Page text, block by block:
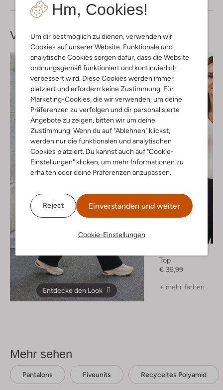
Hm, Cookies!
Um dir bestmöglich zu dienen, verwenden wir
Cookies auf unserer Website. Funktionale und
analytische Cookies sorgen dafür, dass die Website
ordnungsgemäß funktioniert und kontinuierlich
verbessert wird. Diese Cookies werden immer
platziert und erfordern keine Zustimmung. Für
Marketing-Cookies, die wir verwenden, um deine
Präferenzen zu verfolgen und dir personalisierte
Angebote zu zeigen, bitten wir um deine
Zustimmung. Wenn du auf "Ablehnen" klickst,
werden nur die funktionalen und analytischen
Cookies platziert. Du kannst auch auf "Cookie-
Einstellungen" klicken, um mehr Informationen zu
erhalten oder deine Präferenzen anzupassen.
Reject Einverstanden und weiter
Cookie-Einstellungen
Vervollständige deinenLook
Entdecke den Look
Top
€ 39,99
+ mehr farben
Mehr sehen
Pantalons Fiveunits Recyceltes Polyamid